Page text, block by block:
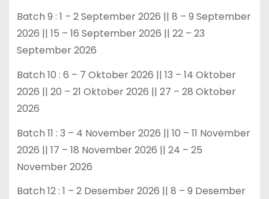
Batch 9 : 1 – 2 September 2026 || 8 – 9 September
2026 || 15 – 16 September 2026 || 22 – 23
September 2026
Batch 10 : 6 – 7 Oktober 2026 || 13 – 14 Oktober
2026 || 20 – 21 Oktober 2026 || 27 – 28 Oktober
2026
Batch 11 : 3 – 4 November 2026 || 10 – 11 November
2026 || 17 – 18 November 2026 || 24 – 25
November 2026
Batch 12 : 1 – 2 Desember 2026 || 8 – 9 Desember